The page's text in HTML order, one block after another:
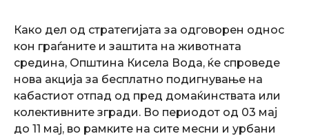
Како дел од стратегијата за одговорен однос
кон граѓаните и заштита на животната
средина, Општина Кисела Вода, ќе спроведе
нова акција за бесплатно подигнување на
кабастиот отпад од пред домаќинствата или
колективните згради. Во периодот од 03 мај
до 11 мај, во рамките на сите месни и урбани